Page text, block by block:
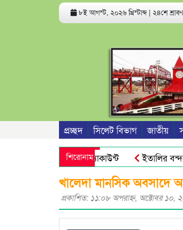
৮ই আগস্ট, ২০২৬ খ্রিস্টাব্দ | ২৪শে
প্রচ্ছদ সিলেট বিভাগ জাতীয়
শিরোনাম
পারে ফোন ও ব্যাংক অ্যাকাউন্ট ইতালির
জনগণ আর ভয় পায়না : এড. জুবায়ের
খালেদা মানসিক অবসাদে
প্রকাশিত: ১১:০৮ অপরাহ্ণ, অক্টোবর ১০,